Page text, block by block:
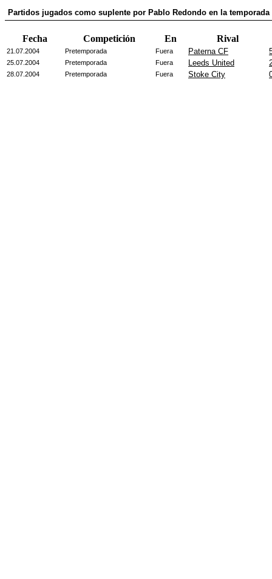
Partidos jugados como suplente por Pablo Redondo en la temporada
Fecha Competición En Rival
21.07.2004 Pretemporada Fuera Paterna CF
25.07.2004 Pretemporada Fuera Leeds United
28.07.2004 Pretemporada Fuera Stoke City